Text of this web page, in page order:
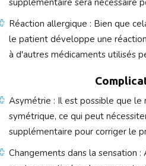
supplémentaire sera nécessaire
Réaction allergique : Bien que
le patient développe une
à d'autres médicaments utilisés
Asymétrie : Il est possible que le
symétrique, ce qui peut
supplémentaire pour corriger le
Changements dans la sensation